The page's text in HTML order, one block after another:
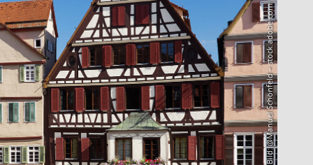
Bild: @Manuel Schönfeld – stock.adobe.com